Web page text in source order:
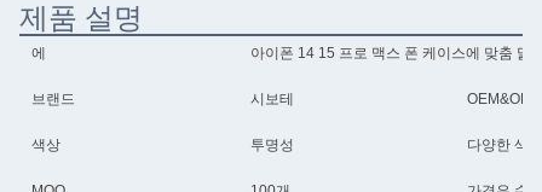
제품 설명
에 아이폰 14 15 프로 맥스 폰 케이스에 맞춤 맑
브랜드 시보테
색상 투명성 다양한 색